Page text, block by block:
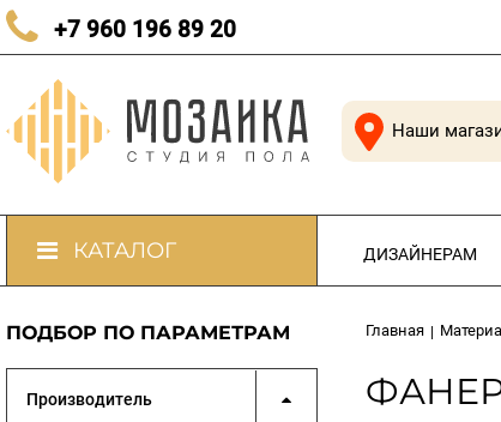
+7 960 196 89 20
КАЧЕСТВЕННЫЙ ПОЛ В КАЖДЫЙ ДОМ
Наши
КАТАЛОГ ДИЗАЙНЕРАМ
Главная |
ПОДБОР ПО ПАРАМЕТРАМ
Производитель